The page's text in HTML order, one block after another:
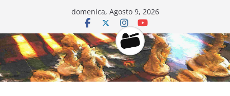
contenuto
domenica, Agosto 9, 2026